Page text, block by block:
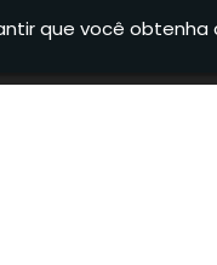
Informações
que você obtenha